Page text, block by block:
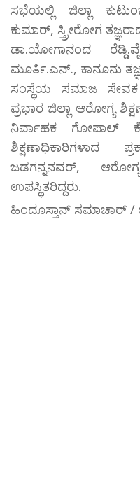
ಸಭೆಯಲ್ಲಿ ಜಿಲ್ಲಾ
ಕುಮಾರ್, ಸ್ತ್ರೀರೋಗ
ಡಾ.ಯೋಗಾನಂದ
ಮೂರ್ತಿ.ಎನ್., ಕಾನೂನು
ಸಂಸ್ಥೆಯ ಸಮಾಜ
ಪ್ರಭಾರ ಜಿಲ್ಲಾ ಆರೋಗ್ಯ
ನಿರ್ವಾಹಕ ಗೋಪಾಲ್
ಶಿಕ್ಷಣಾಧಿಕಾರಿಗಳಾದ
ಜಡಗನ್ನನವರ್, ಆರೋಗ್ಯ
ಉಪಸ್ಥಿತರಿದ್ದರು.
ಹಿಂದೂಸ್ತಾನ್ ಸಮಾಚಾರ್